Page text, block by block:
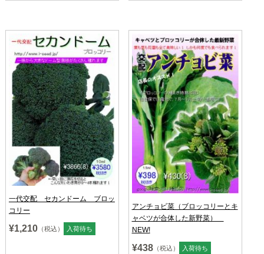
一代交配 セカンドーム ブロッ
コリー
¥1,210（税込） 入荷待ち
アンチョビ菜（ブロッコリーとキ
ャベツが合体した新野菜）
NEW!
¥438（税込） 入荷待ち